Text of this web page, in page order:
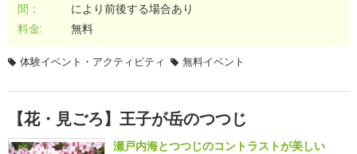
間：
により前後する場合あり
料金:
無料
体験イベント・アクティビティ 無料イベント
【花・見ごろ】王子が岳のつつじ
瀬戸内海とつつじのコントラストが美しい